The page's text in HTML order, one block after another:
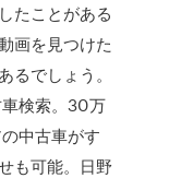
たことがある
画を見つけた
るでしょう。
検索。30万
中古車がす
も可能。日野